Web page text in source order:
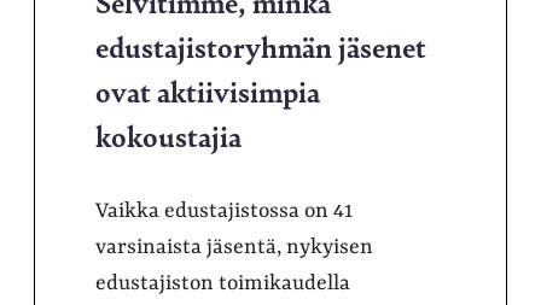
edustajistoryhmän jäsenet
ovat aktiivisimpia
kokoustajia
Vaikka edustajistossa on 41
varsinaista jäsentä, nykyisen
edustajiston toimikaudella